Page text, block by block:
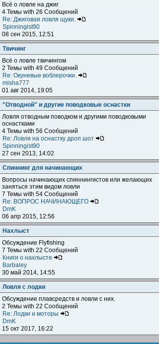
Всё о ловле на джиг
4 Темы with 26 Сообщений
Re: Джиговая ловля щуки.
Spinningist90
08 сен 2015, 12:51
Твичинг
Всё о ловле твичингом
2 Темы with 49 Сообщений
Re: Окуневые воблерочки.
misha777
01 авг 2014, 19:05
"Отводной" и другие поводковые оснастки
Ловля отводным поводком и другими поводковыми
оснастками
4 Темы with 56 Сообщений
Re: Ловля на оснастку дроп шот
Spinningist90
27 сен 2013, 14:02
Спиннинг для начинающих
Вопросы начинающих спиннингистов или желающих
заняться этим видом ловли
7 Темы with 54 Сообщений
Re: ВОПРОС НАЧИНАЮЩЕГО
DmK
06 апр 2015, 12:56
Нахлыст
Обсуждение Flyfishing
7 Темы with 22 Сообщений
Книги о нахлысте
Barbaley
30 май 2014, 14:55
Ловля с лодки
Обсуждение плавсредств и ловли с них.
2 Темы with 22 Сообщений
Re: Лодки и моторы
DmK
15 окт 2017, 16:22